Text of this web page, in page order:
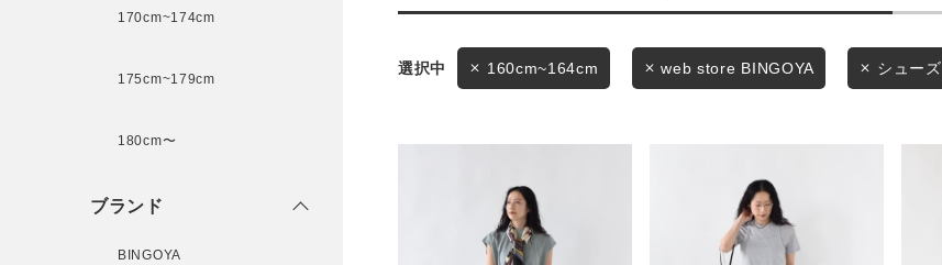
カテゴリから探す
スタイリングから探す
ブランドから探す
お知らせ・ご利用ガイド
セール価格
在庫
170cm~174cm
175cm~179cm
180cm〜
ブランド
BINGOYA
160cm~164cm web store BINGOYA シューズ